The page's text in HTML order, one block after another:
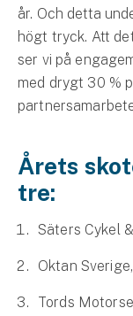
Företag
Företagsförsäkring
Bilförsäkring för
Släpvagnsförsäkring
Drönarförsäkring
För förmedlare
Gruppförsäkringar
år. Och detta
högt tryck. Att
ser vi på
med drygt 30 %
Årets
tre:
Säters Cykel
Oktan
Tords